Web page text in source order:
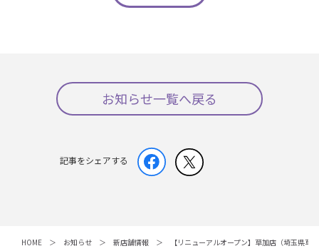
お知らせ一覧へ戻る
記事をシェアする
HOME お知らせ 新店舗情報 【リニューアルオープン】草加店（埼玉県草